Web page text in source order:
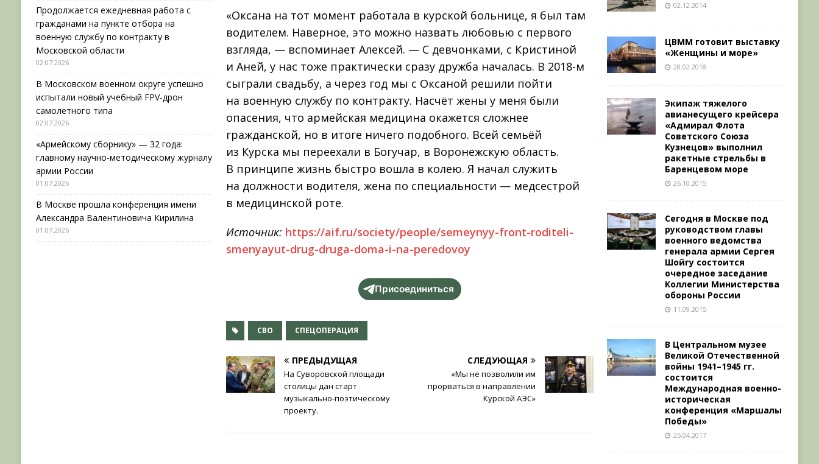
«Оксана на тот момент работала в курской больнице, я был там
водителем. Наверное, это можно назвать любовью с первого
взгляда, — вспоминает Алексей. — С девчонками, с Кристиной
и Аней, у нас тоже практически сразу дружба началась. В 2018-м
сыграли свадьбу, а через год мы с Оксаной решили пойти
на военную службу по контракту. Насчёт жены у меня были
опасения, что армейская медицина окажется сложнее
гражданской, но в итоге ничего подобного. Всей семьёй
из Курска мы переехали в Богучар, в Воронежскую область.
В принципе жизнь быстро вошла в колею. Я начал служить
на должности водителя, жена по специальности — медсестрой
в медицинской роте.
Источник: https://aif.ru/society/people/semeynyy-front-roditeli-
smenyayut-drug-druga-doma-i-na-peredovoy
Присоединиться
СВО СПЕЦОПЕРАЦИЯ
ПРЕДЫДУЩАЯ
На Суворовской площади
столицы дан старт
музыкально-поэтическому
проекту.
СЛЕДУЮЩАЯ
«Мы не позволили им
прорваться в направлении
Курской АЭС»
Продолжается ежедневная работа с
гражданами на пункте отбора на
военную службу по контракту в
Московской области
02.07.2026
В Московском военном округе успешно
испытали новый учебный FPV-дрон
самолетного типа
02.07.2026
«Армейскому сборнику» — 32 года:
главному научно-методическому журналу
армии России
01.07.2026
В Москве прошла конференция имени
Александра Валентиновича Кирилина
01.07.2026
02.12.2014
ЦВММ готовит выставку
«Женщины и море»
28.02.2018
Экипаж тяжелого
авианесущего крейсера
«Адмирал Флота
Советского Союза
Кузнецов» выполнил
ракетные стрельбы в
Баренцевом море
26.10.2015
Сегодня в Москве под
руководством главы
военного ведомства
генерала армии Сергея
Шойгу состоится
очередное заседание
Коллегии Министерства
обороны России
11.09.2015
В Центральном музее
Великой Отечественной
войны 1941–1945 гг.
состоится
Международная военно-
историческая
конференция «Маршалы
Победы»
25.04.2017